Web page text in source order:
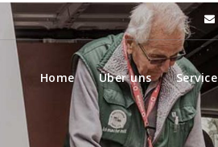
Home Über uns Service